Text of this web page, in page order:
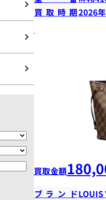
買取時期2026
買取金額
ブランドLOUIS